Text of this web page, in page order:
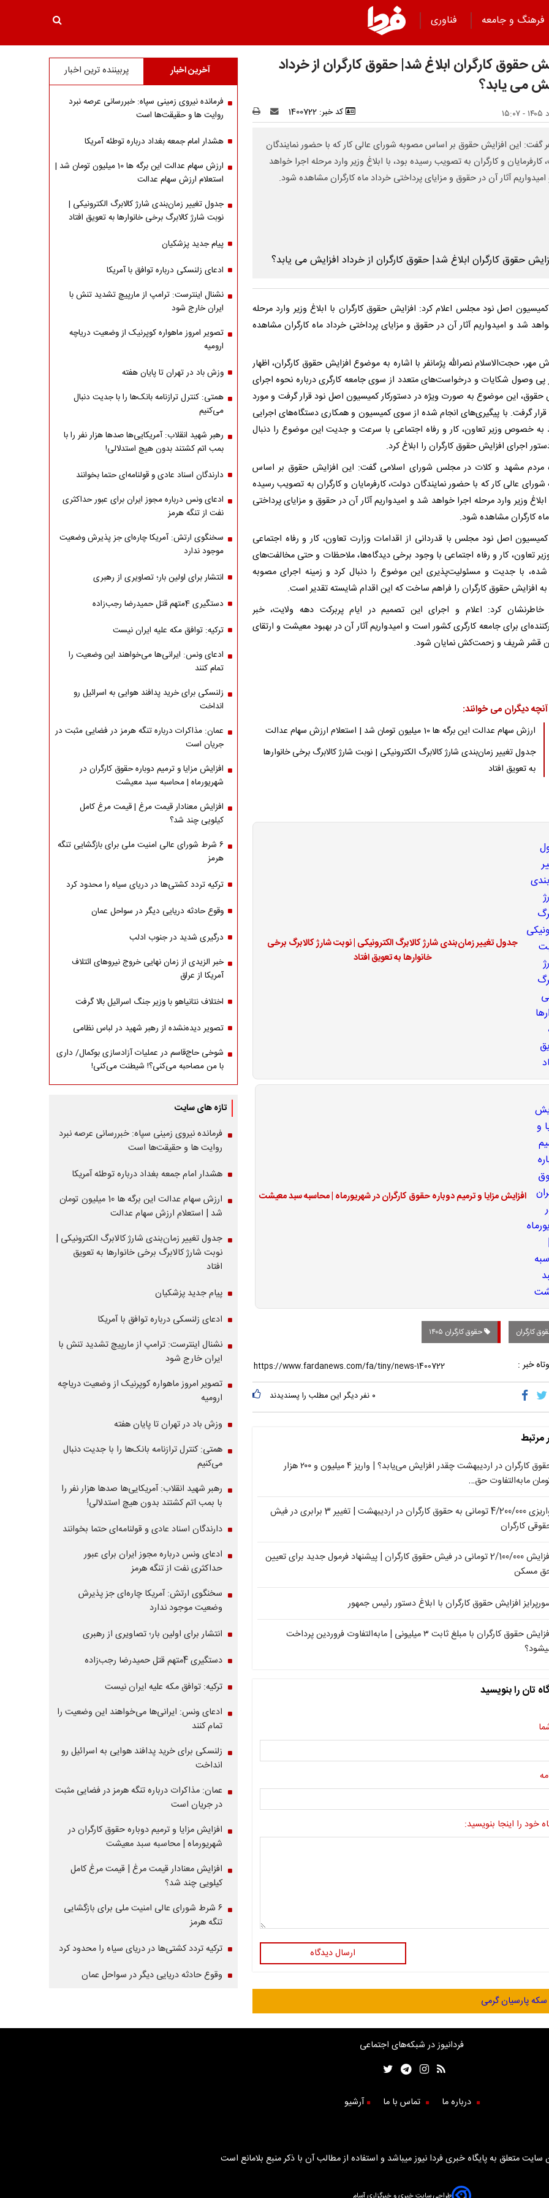
فرهنگ و جامعه
فناوری
حقوق کارگران ابلاغ شد| حقوق کارگران از خرداد
می یابد؟
کد خبر: 1400722
گفت: این افزایش حقوق بر اساس مصوبه شورای‌ عالی کار که با حضور نمایندگان
کارفرمایان و کارگران به تصویب رسیده بود، با ابلاغ وزیر وارد مرحله اجرا خواهد
آثار آن در حقوق و مزایای پرداختی خرداد ماه کارگران مشاهده ‌شود.
اصل نود مجلس اعلام کرد: افزایش حقوق کارگران با ابلاغ وزیر وارد مرحله
شد و امیدواریم آثار آن در حقوق و مزایای پرداختی خرداد ماه کارگران مشاهده
مهر، حجت‌الاسلام نصرالله پژمانفر با اشاره به موضوع افزایش حقوق کارگران، اظهار
پی وصول شکایات و درخواست‌های متعدد از سوی جامعه کارگری درباره نحوه اجرای
حقوق، این موضوع به‌ صورت ویژه در دستورکار کمیسیون اصل نود قرار گرفت و مورد
گرفت. با پیگیری‌های انجام‌ شده از سوی کمیسیون و همکاری دستگاه‌های اجرایی
خصوص وزیر تعاون، کار و رفاه اجتماعی با سرعت و جدیت این موضوع را دنبال
اجرای افزایش حقوق کارگران را ابلاغ کرد.
مردم مشهد و کلات در مجلس شورای اسلامی گفت: این افزایش حقوق بر اساس
عالی کار که با حضور نمایندگان دولت، کارفرمایان و کارگران به تصویب رسیده
ابلاغ وزیر وارد مرحله اجرا خواهد شد و امیدواریم آثار آن در حقوق و مزایای پرداختی
کارگران مشاهده ‌شود.
اصل نود مجلس با قدردانی از اقدامات وزارت تعاون، کار و رفاه اجتماعی
تعاون، کار و رفاه اجتماعی با وجود برخی دیدگاه‌ها، ملاحظات و حتی مخالفت‌های
با جدیت و مسئولیت‌پذیری این موضوع را دنبال کرد و زمینه اجرای مصوبه
افزایش حقوق کارگران را فراهم ساخت که این اقدام شایسته تقدیر است.
خاطرنشان کرد: اعلام و اجرای این تصمیم در ایام پربرکت دهه ولایت، خبر
برای جامعه کارگری کشور است و امیدواریم آثار آن در بهبود معیشت و ارتقای
قشر شریف و زحمت‌کش نمایان شود.
آنچه دیگران می خوانند:
ارزش سهام عدالت این برگه ها 10 میلیون تومان شد | استعلام ارزش سهام عدالت
جدول تغییر زمان‌بندی شارژ کالابرگ الکترونیکی | نوبت شارژ کالابرگ برخی خانوارها
به تعویق افتاد
جدول تغییر زمان‌بندی شارژ کالابرگ الکترونیکی | نوبت شارژ کالابرگ برخی
خانوارها به تعویق افتاد
افزایش مزایا و ترمیم دوباره حقوق کارگران در شهریورماه | محاسبه سبد معیشت
کارگران حقوق کارگران ۱۴۰۵
خبر :
۰ نفر دیگر این مطلب را پسندیدند
مرتبط
حقوق کارگران در اردیبهشت چقدر افزایش می‌یابد؟ | واریز ۴ میلیون و ۲۰۰ هزار
مابه‌التفاوت حق…
واریزی 4/200/000 تومانی به حقوق کارگران در اردیبهشت | تغییر 3 برابری در فیش
کارگران
افزایش 2/100/000 تومانی در فیش حقوق کارگران | پیشنهاد فرمول جدید برای تعیین
مسکن
افزایش حقوق کارگران با ابلاغ دستور رئیس جمهور
افزایش حقوق کارگران با مبلغ ثابت ۳ میلیونی | مابه‌التفاوت فروردین پرداخت
تان را بنویسید
خود را اینجا بنویسید:
ارسال دیدگاه
پارسیان گرمی
آخرین اخبار پربیننده ترین اخبار
فرمانده نیروی زمینی سپاه: خبررسانی عرصه نبرد
روایت ها و حقیقت‌ها است
هشدار امام جمعه بغداد درباره توطئه آمریکا
ارزش سهام عدالت این برگه ها 10 میلیون تومان شد |
استعلام ارزش سهام عدالت
جدول تغییر زمان‌بندی شارژ کالابرگ الکترونیکی |
نوبت شارژ کالابرگ برخی خانوارها به تعویق افتاد
پیام جدید پزشکیان
ادعای زلنسکی درباره توافق با آمریکا
نشنال اینترست: ترامپ از مارپیچ تشدید تنش با
ایران خارج شود
تصویر امروز ماهواره کوپرنیک از وضعیت دریاچه
ارومیه
وزش باد در تهران تا پایان هفته
همتی: کنترل ترازنامه بانک‌ها را با جدیت دنبال
می‌کنیم
رهبر شهید انقلاب: آمریکایی‌ها صدها هزار نفر را با
بمب اتم کشتند بدون هیچ استدلالی!
دارندگان اسناد عادی و قولنامه‌ای حتما بخوانند
ادعای ونس درباره مجوز ایران برای عبور حداکثری
نفت از تنگه هرمز
سخنگوی ارتش: آمریکا چاره‌ای جز پذیرش وضعیت
موجود ندارد
انتشار برای اولین بار؛ تصاویری از رهبری
دستگیری 4متهم قتل حمیدرضا رجب‌زاده
ترکیه: توافق مکه علیه ایران نیست
ادعای ونس: ایرانی‌ها می‌خواهند این وضعیت را
تمام کنند
زلنسکی برای خرید پدافند هوایی به اسرائیل رو
انداخت
عمان: مذاکرات درباره تنگه هرمز در فضایی مثبت در
جریان است
افزایش مزایا و ترمیم دوباره حقوق کارگران در
شهریورماه | محاسبه سبد معیشت
افزایش معنادار قیمت مرغ | قیمت مرغ کامل
کیلویی چند شد؟
۶ شرط شورای عالی امنیت ملی برای بازگشایی تنگه
هرمز
ترکیه تردد کشتی‌ها در دریای سیاه را محدود کرد
وقوع حادثه دریایی دیگر در سواحل عمان
درگیری شدید در جنوب ادلب
خبر الزیدی از زمان نهایی خروج نیروهای ائتلاف
آمریکا از عراق
اختلاف نتانیاهو با وزیر جنگ اسرائیل بالا گرفت
تصویر دیده‌نشده از رهبر شهید در لباس نظامی
شوخی حاج‌قاسم در عملیات آزادسازی بوکمال/ داری
با من مصاحبه‌ می‌کنی؟! شیطنت می‌کنی!
تازه های سایت
فرمانده نیروی زمینی سپاه: خبررسانی عرصه نبرد
روایت ها و حقیقت‌ها است
هشدار امام جمعه بغداد درباره توطئه آمریکا
ارزش سهام عدالت این برگه ها 10 میلیون تومان
شد | استعلام ارزش سهام عدالت
جدول تغییر زمان‌بندی شارژ کالابرگ الکترونیکی |
نوبت شارژ کالابرگ برخی خانوارها به تعویق
افتاد
پیام جدید پزشکیان
ادعای زلنسکی درباره توافق با آمریکا
نشنال اینترست: ترامپ از مارپیچ تشدید تنش با
ایران خارج شود
تصویر امروز ماهواره کوپرنیک از وضعیت دریاچه
ارومیه
وزش باد در تهران تا پایان هفته
همتی: کنترل ترازنامه بانک‌ها را با جدیت دنبال
می‌کنیم
رهبر شهید انقلاب: آمریکایی‌ها صدها هزار نفر را
با بمب اتم کشتند بدون هیچ استدلالی!
دارندگان اسناد عادی و قولنامه‌ای حتما بخوانند
ادعای ونس درباره مجوز ایران برای عبور
حداکثری نفت از تنگه هرمز
سخنگوی ارتش: آمریکا چاره‌ای جز پذیرش
وضعیت موجود ندارد
انتشار برای اولین بار؛ تصاویری از رهبری
دستگیری 4متهم قتل حمیدرضا رجب‌زاده
ترکیه: توافق مکه علیه ایران نیست
ادعای ونس: ایرانی‌ها می‌خواهند این وضعیت را
تمام کنند
زلنسکی برای خرید پدافند هوایی به اسرائیل رو
انداخت
عمان: مذاکرات درباره تنگه هرمز در فضایی مثبت
در جریان است
افزایش مزایا و ترمیم دوباره حقوق کارگران در
شهریورماه | محاسبه سبد معیشت
افزایش معنادار قیمت مرغ | قیمت مرغ کامل
کیلویی چند شد؟
۶ شرط شورای عالی امنیت ملی برای بازگشایی
تنگه هرمز
ترکیه تردد کشتی‌ها در دریای سیاه را محدود کرد
وقوع حادثه دریایی دیگر در سواحل عمان
فردانیوز در شبکه‌های اجتماعی
درباره ما تماس با ما آرشیو
متعلق به پایگاه خبری فردا نیوز میباشد و استفاده از مطالب آن با ذکر منبع بلامانع است
طراحی سایت خبری و خبرگزاری آسام